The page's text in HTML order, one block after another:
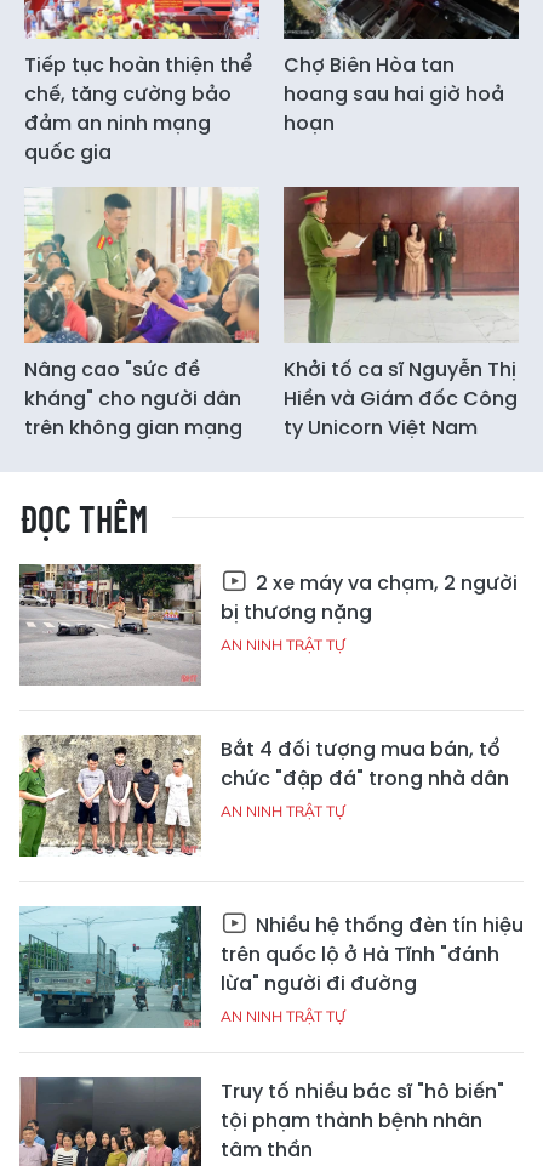
Tiếp tục hoàn thiện thể
chế, tăng cường bảo
đảm an ninh mạng
quốc gia
Chợ Biên Hòa tan
hoang sau hai giờ hoả
hoạn
Nâng cao "sức đề
kháng" cho người dân
trên không gian mạng
Khởi tố ca sĩ Nguyễn Thị
Hiền và Giám đốc Công
ty Unicorn Việt Nam
ĐỌC THÊM
2 xe máy va chạm, 2 người
bị thương nặng
AN NINH TRẬT TỰ
Bắt 4 đối tượng mua bán, tổ
chức "đập đá" trong nhà dân
AN NINH TRẬT TỰ
Nhiều hệ thống đèn tín hiệu
trên quốc lộ ở Hà Tĩnh "đánh
lừa" người đi đường
AN NINH TRẬT TỰ
Truy tố nhiều bác sĩ "hô biến"
tội phạm thành bệnh nhân
tâm thần